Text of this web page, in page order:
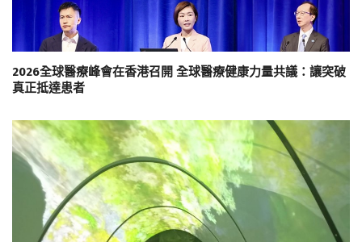
2026全球醫療峰會在香港召開 全球醫療健康力量共議：讓突破
真正抵達患者